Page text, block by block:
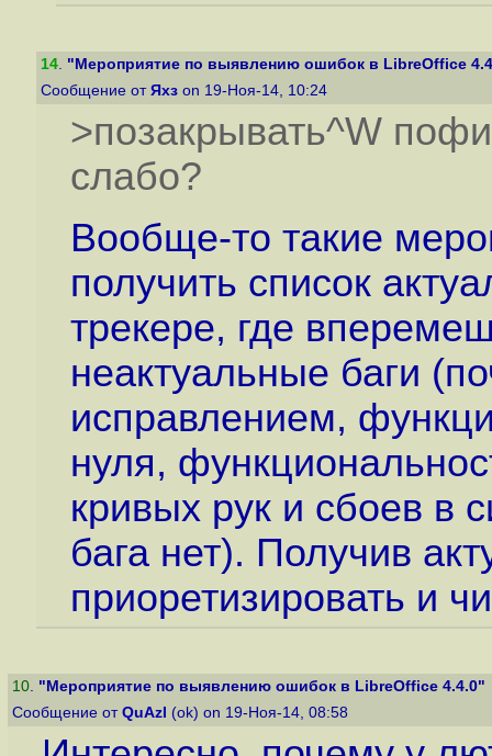
14. "Мероприятие по выявлению ошибок в LibreOffice
Сообщение от Яхз on 19-Ноя-14, 10:24
>позакрывать^W
слабо?
Вообще-то такие
получить список
трекере, где
неактуальные баги
исправлением,
нуля,
кривых рук и сбоев в
бага нет). Получив
приоретизировать и
10. "Мероприятие по выявлению ошибок в LibreOffice 4.4.0"
Сообщение от QuAzI (ok) on 19-Ноя-14, 08:58